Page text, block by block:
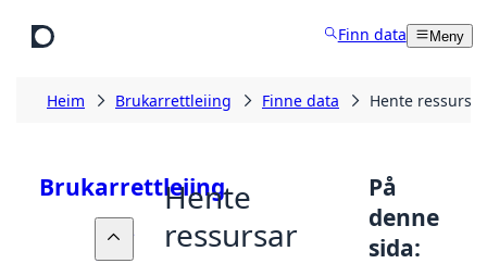
Finn data Meny
Heim Brukarrettleiing Finne data Hente ressursar
Brukarrettleiing
Finne
data
Hente
ressursar
På
denne
sida: